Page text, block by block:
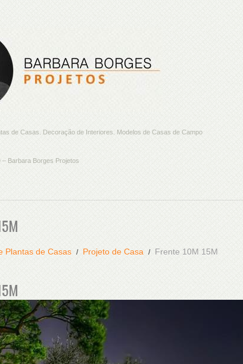
de Casas. Decoração de Interiores. Modelos de Casas de Campo
Barbara Borges Projetos
Plantas de Casas Projeto de Casa Frente 10M 15M